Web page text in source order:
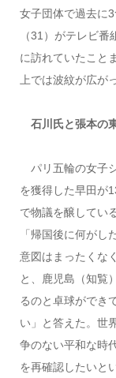
女子団体で過去に
（31）がテレビ
に訪れていたこと
上では波紋が広が
石川氏と張本の
パリ五輪の女子
を獲得した早田が
で物議を醸している
「帰国後に何が
意図はまったくな
と、鹿児島（知覧
るのと卓球ができ
い」と答えた。世
争のない平和な時
を再確認したいと